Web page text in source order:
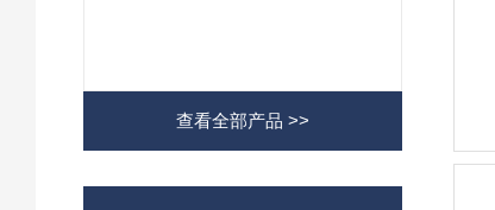
查看全部产品 >>